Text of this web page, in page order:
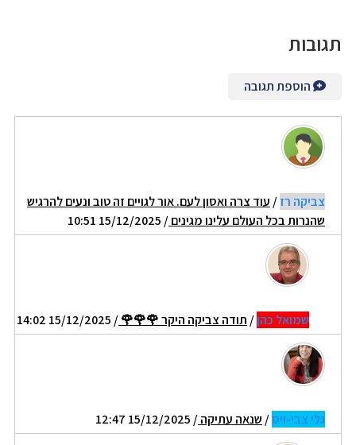
תגובות
הוספת תגובה
צביקה רז/ עוד צרה ואסון לעם. אור לגויים זה טוב ונעים להרגיש
שהנרות בכל העולם עלינו מגינים/ 15/12/2025 10:51
שמואל כהן/ תודה צביקה היקר 🌹🌹🌹/ 15/12/2025 14:02
גלי צבי-ויס/ שנאה עתיקה/ 15/12/2025 12:47